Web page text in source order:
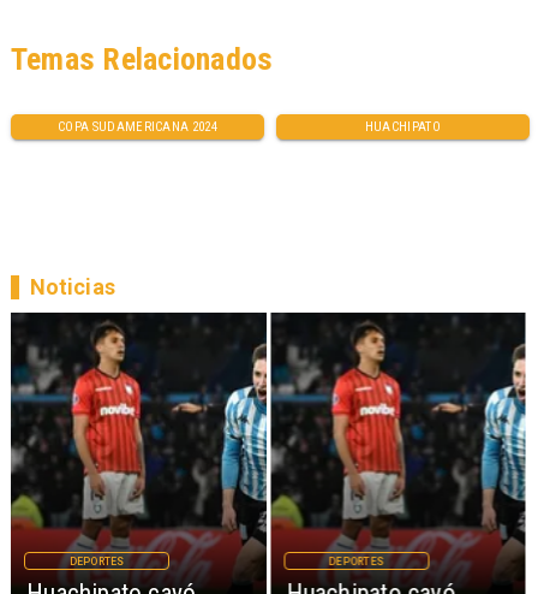
COPA SUDAMERICANA 2024 HUACHIPATO
Temas Relacionados
DEPORTES DEPORTES
Noticias